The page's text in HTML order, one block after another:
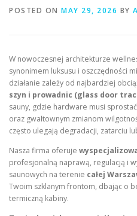
POSTED ON MAY 29, 2026 BY
W nowoczesnej architekturze
synonimem luksusu i oszczędności
działanie zależy od najbardziej
szyn i prowadnic (glass door
sauny, gdzie hardware musi
oraz gwałtownym zmianom
często ulegają degradacji, zatarciu
Nasza firma oferuje
profesjonalną naprawą, regulacją i
saunowych na terenie całej
Twoim szklanym frontom, dbając o
termiczną kabiny.